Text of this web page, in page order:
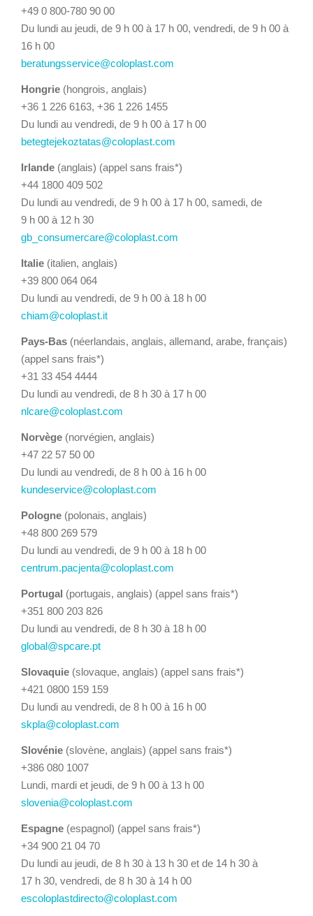
+49 0 800-780 90 00
Du lundi au jeudi, de 9 h 00 à 17 h 00, vendredi, de 9 h 00 à
16 h 00
beratungsservice@coloplast.com
Hongrie (hongrois, anglais)
+36 1 226 6163, +36 1 226 1455
Du lundi au vendredi, de 9 h 00 à 17 h 00
betegtejekoztatas@coloplast.com
Irlande (anglais) (appel sans frais*)
+44 1800 409 502
Du lundi au vendredi, de 9 h 00 à 17 h 00, samedi, de
9 h 00 à 12 h 30
gb_consumercare@coloplast.com
Italie (italien, anglais)
+39 800 064 064
Du lundi au vendredi, de 9 h 00 à 18 h 00
chiam@coloplast.it
Pays-Bas (néerlandais, anglais, allemand, arabe, français)
(appel sans frais*)
+31 33 454 4444
Du lundi au vendredi, de 8 h 30 à 17 h 00
nlcare@coloplast.com
Norvège (norvégien, anglais)
+47 22 57 50 00
Du lundi au vendredi, de 8 h 00 à 16 h 00
kundeservice@coloplast.com
Pologne (polonais, anglais)
+48 800 269 579
Du lundi au vendredi, de 9 h 00 à 18 h 00
centrum.pacjenta@coloplast.com
Portugal (portugais, anglais) (appel sans frais*)
+351 800 203 826
Du lundi au vendredi, de 8 h 30 à 18 h 00
global@spcare.pt
Slovaquie (slovaque, anglais) (appel sans frais*)
+421 0800 159 159
Du lundi au vendredi, de 8 h 00 à 16 h 00
skpla@coloplast.com
Slovénie (slovène, anglais) (appel sans frais*)
+386 080 1007
Lundi, mardi et jeudi, de 9 h 00 à 13 h 00
slovenia@coloplast.com
Espagne (espagnol) (appel sans frais*)
+34 900 21 04 70
Du lundi au jeudi, de 8 h 30 à 13 h 30 et de 14 h 30 à
17 h 30, vendredi, de 8 h 30 à 14 h 00
escoloplastdirecto@coloplast.com